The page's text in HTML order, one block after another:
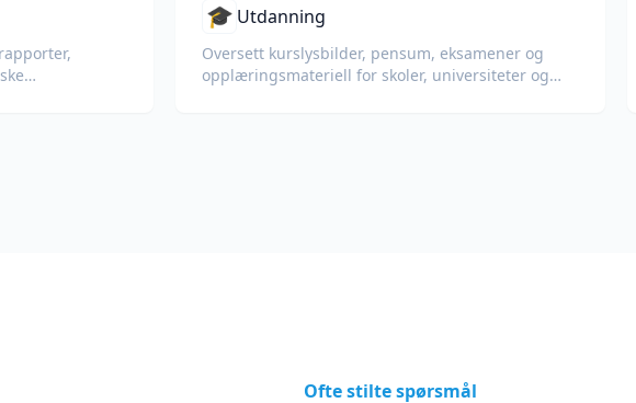
🎓 Utdanning
Oversett kurslysbilder, pensum, eksamener og
opplæringsmateriell for skoler, universiteter og
Ofte stilte spørsmål